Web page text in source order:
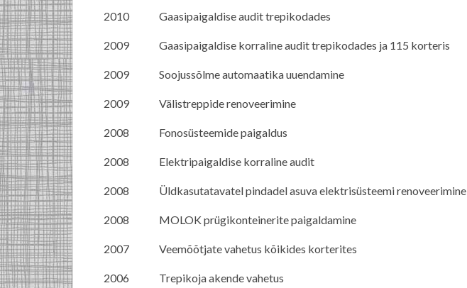
2010 Gaasipaigaldise audit trepikodades
2009 Gaasipaigaldise korraline audit trepikodades ja 115 korteris
2009 Soojussõlme automaatika uuendamine
2009 Välistreppide renoveerimine
2008 Fonosüsteemide paigaldus
2008 Elektripaigaldise korraline audit
2008 Üldkasutatavatel pindadel asuva elektrisüsteemi renoveerimine
2008 MOLOK prügikonteinerite paigaldamine
2007 Veemõõtjate vahetus kõikides korterites
2006 Trepikoja akende vahetus